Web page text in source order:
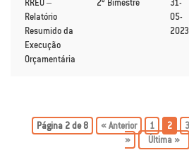
RREO –
Relatório
Resumido da
Execução
Orçamentária
2º Bimestre
31-
05-
2023
Página 2 de 8 « 1 2 3
»
Última »